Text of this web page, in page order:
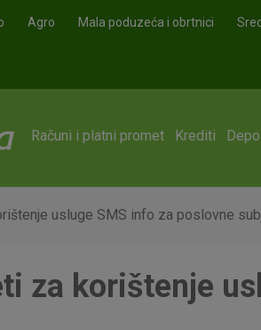
Agro Mala poduzeća i obrtnici
Računi i platni promet Krediti
usluge SMS info za poslovne
za korištenje